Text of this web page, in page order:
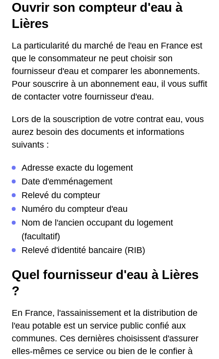
Ouvrir son compteur d'eau à
Lières
La particularité du marché de l'eau en France est
que le consommateur ne peut choisir son
fournisseur d'eau et comparer les abonnements.
Pour souscrire à un abonnement eau, il vous suffit
de contacter votre fournisseur d'eau.
Lors de la souscription de votre contrat eau, vous
aurez besoin des documents et informations
suivants :
Adresse exacte du logement
Date d'emménagement
Relevé du compteur
Numéro du compteur d'eau
Nom de l'ancien occupant du logement
(facultatif)
Relevé d'identité bancaire (RIB)
Quel fournisseur d'eau à Lières
?
En France, l'assainissement et la distribution de
l'eau potable est un service public confié aux
communes. Ces dernières choisissent d'assurer
elles-mêmes ce service ou bien de le confier à